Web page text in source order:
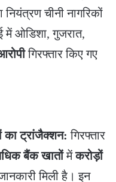
चीनी नागरिकों
में ओडिशा, गुजरात,
गिरफ्तार किए गए
का ट्रांजैक्शन: गिरफ्तार
बैंक खातोंमेंकरोड़ों
मिली है। इन